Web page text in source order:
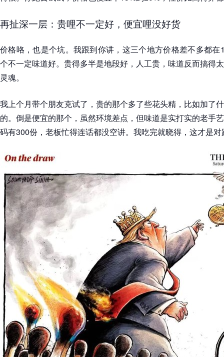
再扯深一层：贵哩不一定好，便宜哩没好货
价格咯，也是个坑。我跟到你讲，这三个地方价格差不多都
个不一定味道好。贵得多半是地段好，人工贵，味道反而搞得
灵魂。
我上个月带个朋友克试了，贵的那个多了些花头精，比如加了
的。倒是便宜的那个，虽然环境差点，但味道是实打实的老手
码有300份，老板忙得连话都没空讲。我吃完就晓得，这才是对